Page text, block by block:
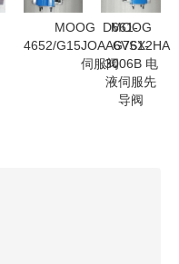
MOOG D661-
4652/G15JOAA6VSX2HA
伺服阀
MOOG
G761-
3006B 电
液伺服先
导阀